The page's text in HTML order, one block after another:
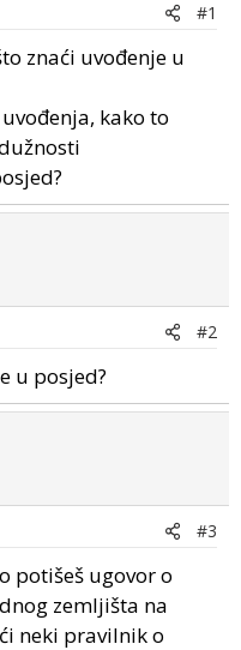
#1
znaći uvođenje u
kako to
#2
u posjed?
#3
potišeš ugovor o
zemljišta na
neki pravilnik o